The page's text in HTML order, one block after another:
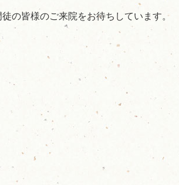
の皆様のご来院をお待ちしています。